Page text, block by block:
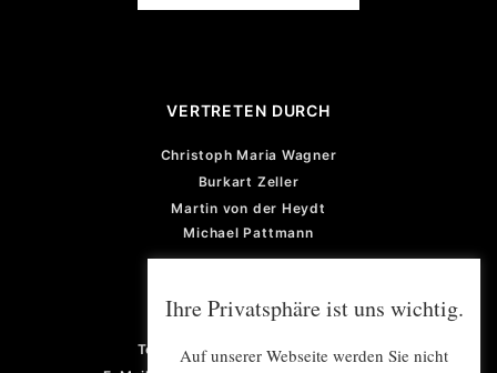
VERTRETEN DURCH
Christoph Maria Wagner
Burkart Zeller
Martin von der Heydt
Michael Pattmann
Violetta von der Heydt
Telefon: +49 (0) 201 922 77 67
Ihre Privatsphäre ist uns wichtig.
Auf unserer Webseite werden Sie nicht